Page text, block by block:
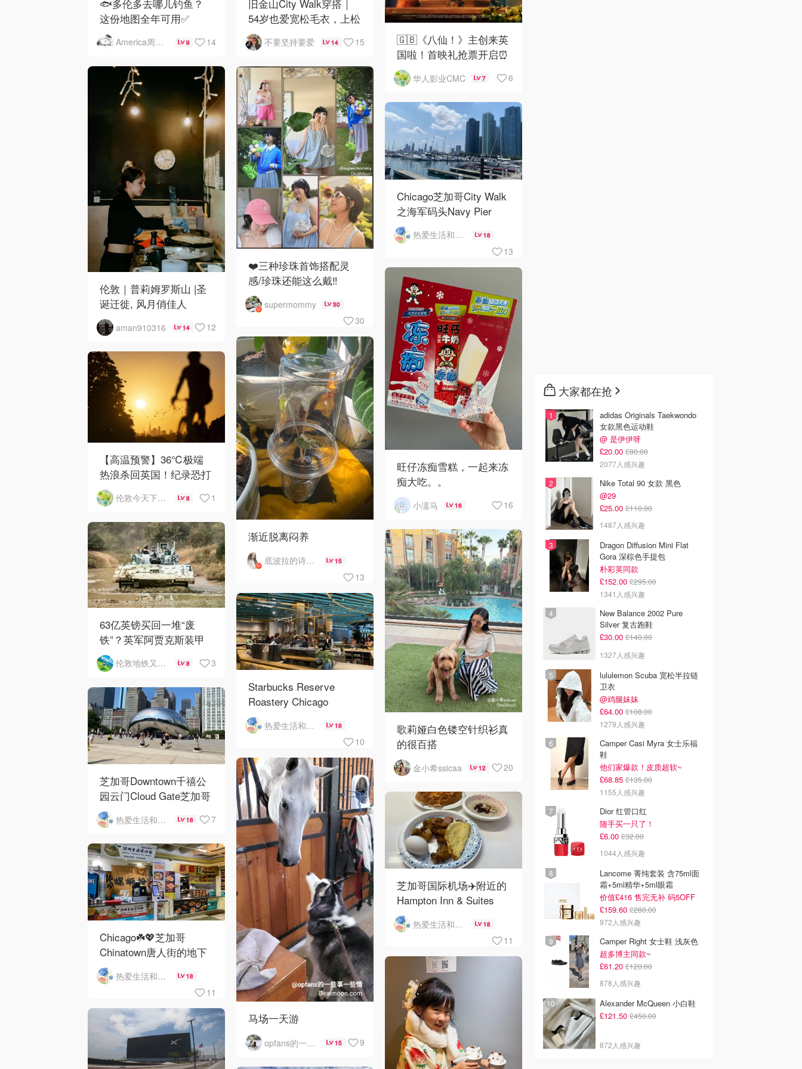
🐟多伦多去哪儿钓鱼？
这份地图全年可用✅
America周末快讯 9 14
旧金山City Walk穿搭｜
54岁也爱宽松毛衣，上松
下紧真的很救比例
不要坚持要爱 14 15
🇬🇧《八仙！》主创来英
国啦！首映礼抢票开启⏰
华人影业CMC 7 6
伦敦｜普莉姆罗斯山 |圣
诞迁徙, 风月俏佳人
aman910316 14 12
❤️三种珍珠首饰搭配灵
感/珍珠还能这么戴‼️
supermommy 30
30
Chicago芝加哥City Walk
之海军码头Navy Pier
热爱生活和自由的轻舞飞扬 18
13
旺仔冻痴雪糕，一起来冻
痴大吃。。
小濡马 16 16
渐近脱离闷养
底波拉的诗与歌 15
13
【高温预警】36℃极端
热浪杀回英国！纪录恐打
破
伦敦今天下雨了吗 8 1
63亿英镑买回一堆“废
铁”？英军阿贾克斯装甲
车刚出库就趴窝
伦敦地铁又罢工了 8 3
歌莉娅白色镂空针织衫真
的很百搭
金小希ssicaa 12 20
Starbucks Reserve
Roastery Chicago
热爱生活和自由的轻舞飞扬 18
10
芝加哥Downtown千禧公
园云门Cloud Gate芝加哥
河街景❤️鳞次栉比的高楼
热爱生活和自由的轻舞飞扬 18 7
马场一天游
opfans的一些事一些情 15 9
芝加哥国际机场✈️附近的
Hampton Inn & Suites
Rosemont Chicago
O'Hare自助早餐
热爱生活和自由的轻舞飞扬 18
11
Chicago☘️💖芝加哥
Chinatown唐人街的地下
mini小美食城
热爱生活和自由的轻舞飞扬 18
11
大家都在抢
adidas Originals Taekwondo
女款黑色运动鞋
@ 是伊伊呀
£20.00 £80.00
2077人感兴趣
Nike Total 90 女款 黑色
@29
£25.00 £110.00
1487人感兴趣
Dragon Diffusion Mini Flat
Gora 深棕色手提包
朴彩英同款
£152.00 £295.00
1341人感兴趣
New Balance 2002 Pure
Silver 复古跑鞋
£30.00 £140.00
1327人感兴趣
lululemon Scuba 宽松半拉链
卫衣
@鸡腿妹妹
£64.00 £108.00
1279人感兴趣
Camper Casi Myra 女士乐福
鞋
他们家爆款！皮质超软~
£68.85 £135.00
1155人感兴趣
Dior 红管口红
随手买一只了！
£6.00 £32.00
1044人感兴趣
Lancome 菁纯套装 含75ml面
霜+5ml精华+5ml眼霜
价值£416 售完无补 码5OFF
£159.60 £280.00
972人感兴趣
Camper Right 女士鞋 浅灰色
超多博主同款~
£61.20 £120.00
878人感兴趣
Alexander McQueen 小白鞋
£121.50 £450.00
872人感兴趣